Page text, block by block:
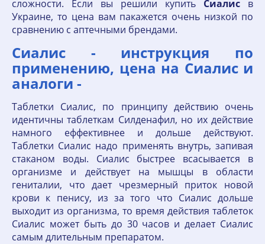
сложности. Если вы решили купить Сиалис в
Украине, то цена вам пакажется очень низкой по
сравнению с аптечными брендами.
Сиалис - инструкция по
применению, цена на Сиалис и
аналоги -
Таблетки Сиалис, по принципу действию очень
идентичны таблеткам Силденафил, но их действие
намного еффективнее и дольше действуют.
Таблетки Сиалис надо применять внутрь, запивая
стаканом воды. Сиалис быстрее всасывается в
организме и действует на мышцы в области
гениталии, что дает чрезмерный приток новой
крови к пенису, из за того что Сиалис дольше
выходит из организма, то время действия таблеток
Сиалис может быть до 30 часов и делает Сиалис
самым длительным препаратом.